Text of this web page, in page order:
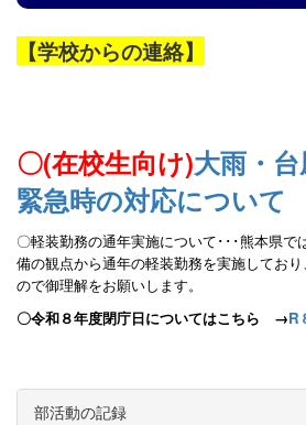
【学校からの連絡】
〇(在校生向け)大雨・
緊急時の対応について
〇軽装勤務の通年実施について･･･熊本県で
備の観点から通年の軽装勤務を実施してお
ので御理解をお願いします。
〇令和８年度閉庁日についてはこちら →R
部活動の記録